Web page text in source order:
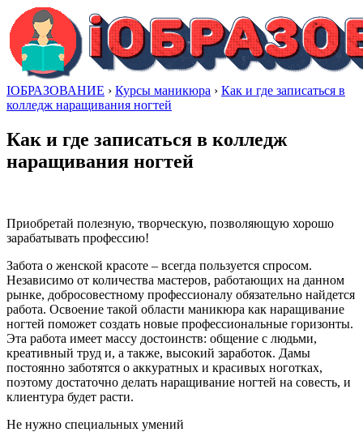
IОБРАЗОВАНИЕ › Курсы маникюра › Как и где записаться в
колледж наращивания ногтей
Как и где записаться в колледж
наращивания ногтей
Приобретай полезную, творческую, позволяющую хорошо
зарабатывать профессию!
Забота о женской красоте – всегда пользуется спросом.
Независимо от количества мастеров, работающих на данном
рынке, добросовестному профессионалу обязательно найдется
работа. Освоение такой области маникюра как наращивание
ногтей поможет создать новые профессиональные горизонты.
Эта работа имеет массу достоинств: общение с людьми,
креативный труд и, а также, высокий заработок. Дамы
постоянно заботятся о аккуратных и красивых ноготках,
поэтому достаточно делать наращивание ногтей на совесть, и
клиентура будет расти.
Не нужно специальных умений